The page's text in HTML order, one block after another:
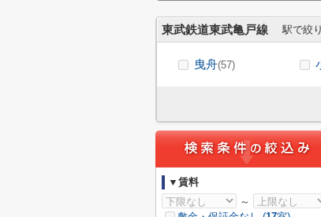
東武鉄道東武亀戸線 駅で絞
曳舟(57)
▼賃料
～